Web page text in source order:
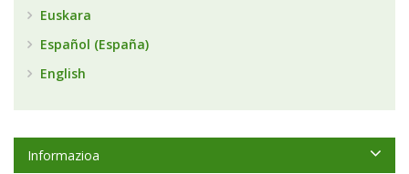
Euskara
Español (España)
English
Informazioa